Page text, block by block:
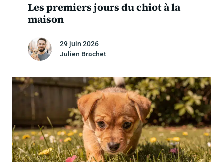
Les premiers jours du chiot à la
maison
29 juin 2026
Julien Brachet